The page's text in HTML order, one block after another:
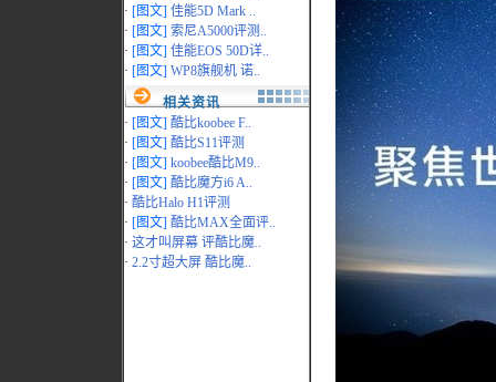
· [图文] 佳能5D Mark ..
· [图文] 索尼A5000评测..
· [图文] 佳能EOS 50D详..
· [图文] WP8旗舰机 诺..
相关资讯
· [图文] 酷比koobee F..
· [图文] 酷比S11评测
· [图文] koobee酷比M9..
· [图文] 酷比魔方i6 A..
· 酷比Halo H1评测
· [图文] 酷比MAX全面评..
· 这才叫屏幕 评酷比魔..
· 2.2寸超大屏 酷比魔..